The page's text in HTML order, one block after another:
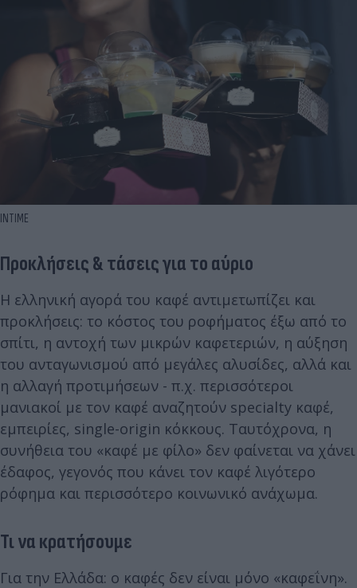
INTIME
Προκλήσεις & τάσεις για το αύριο
Η ελληνική αγορά του καφέ αντιμετωπίζει και
προκλήσεις: το κόστος του ροφήματος έξω από το
σπίτι, η αντοχή των μικρών καφετεριών, η αύξηση
του ανταγωνισμού από μεγάλες αλυσίδες, αλλά και
η αλλαγή προτιμήσεων - π.χ. περισσότεροι
μανιακοί με τον καφέ αναζητούν specialty καφέ,
εμπειρίες, single-origin κόκκους. Ταυτόχρονα, η
συνήθεια του «καφέ με φίλο» δεν φαίνεται να χάνει
έδαφος, γεγονός που κάνει τον καφέ λιγότερο
ρόφημα και περισσότερο κοινωνικό ανάχωμα.
Τι να κρατήσουμε
Για την Ελλάδα: ο καφές δεν είναι μόνο «καφεΐνη».